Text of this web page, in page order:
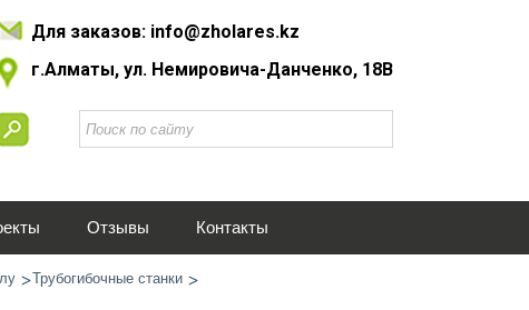
Для заказов: info@zholares.kz
г.Алматы, ул. Немировича-Данченко, 18В
Отзывы Контакты
Трубогибочные станки